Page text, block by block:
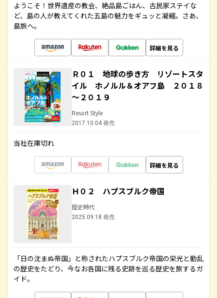
ようこそ！世界遺産の教会、絶品島ごはん、古民家ステイな
ど、島の人が教えてくれた五島の魅力をギュッと凝縮。さあ、
島旅へ。
詳細を見る
Ｒ０１ 地球の歩き方 リゾートスタ
イル ホノルル＆オアフ島 ２０１８
～２０１９
Resort Style
2017.10.04 発売
当社在庫切れ
詳細を見る
Ｈ０２ ハプスブルク帝国
歴史時代
2025.09.18 発売
「日の沈まぬ帝国」と称されたハプスブルク帝国の栄光と動乱
の歴史をたどり、今なお各国に残る史跡を巡る歴史を旅するガ
イド。